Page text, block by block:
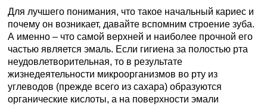
Для лучшего понимания, что такое начальный кариес и
почему он возникает, давайте вспомним строение зуба.
А именно – что самой верхней и наиболее прочной его
частью является эмаль. Если гигиена за полостью рта
неудовлетворительная, то в результате
жизнедеятельности микроорганизмов во рту из
углеводов (прежде всего из сахара) образуются
органические кислоты, а на поверхности эмали